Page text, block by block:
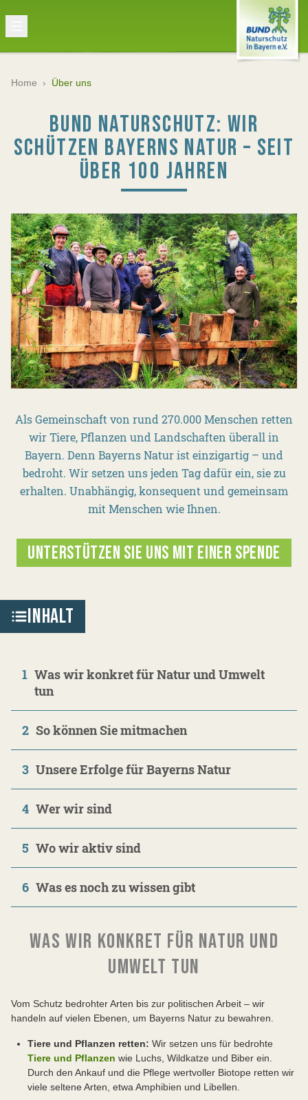
Home › Über uns
BUND NATURSCHUTZ: WIR
SCHÜTZEN BAYERNS NATUR – SEIT
ÜBER 100 JAHREN
Als Gemeinschaft von rund 270.000 Menschen retten
wir Tiere, Pflanzen und Landschaften überall in
Bayern. Denn Bayerns Natur ist einzigartig – und
bedroht. Wir setzen uns jeden Tag dafür ein, sie zu
erhalten. Unabhängig, konsequent und gemeinsam
mit Menschen wie Ihnen.
UNTERSTÜTZEN SIE UNS MIT EINER SPENDE
INHALT
1 Was wir konkret für Natur und Umwelt
tun
2 So können Sie mitmachen
3 Unsere Erfolge für Bayerns Natur
4 Wer wir sind
5 Wo wir aktiv sind
6 Was es noch zu wissen gibt
WAS WIR KONKRET FÜR NATUR UND
UMWELT TUN
Vom Schutz bedrohter Arten bis zur politischen Arbeit – wir
handeln auf vielen Ebenen, um Bayerns Natur zu bewahren.
Tiere und Pflanzen retten: Wir setzen uns für bedrohte
Tiere und Pflanzen wie Luchs, Wildkatze und Biber ein.
Durch den Ankauf und die Pflege wertvoller Biotope retten wir
viele seltene Arten, etwa Amphibien und Libellen.